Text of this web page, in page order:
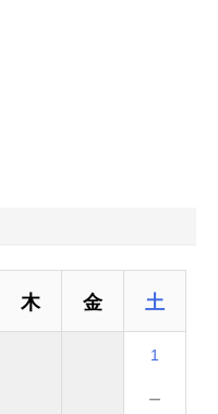
木 金 土
1
－